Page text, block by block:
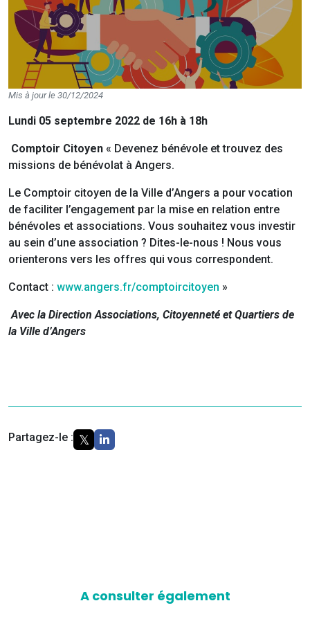
Mis à jour le 30/12/2024
Lundi 05 septembre 2022 de 16h à 18h
Comptoir Citoyen « Devenez bénévole et trouvez des
missions de bénévolat à Angers.
Le Comptoir citoyen de la Ville d’Angers a pour vocation
de faciliter l’engagement par la mise en relation entre
bénévoles et associations. Vous souhaitez vous investir
au sein d’une association ? Dites-le-nous ! Nous vous
orienterons vers les offres qui vous correspondent.
Contact : www.angers.fr/comptoircitoyen »
Avec la Direction Associations, Citoyenneté et Quartiers de
la Ville d’Angers
Partagez-le :
A consulter également